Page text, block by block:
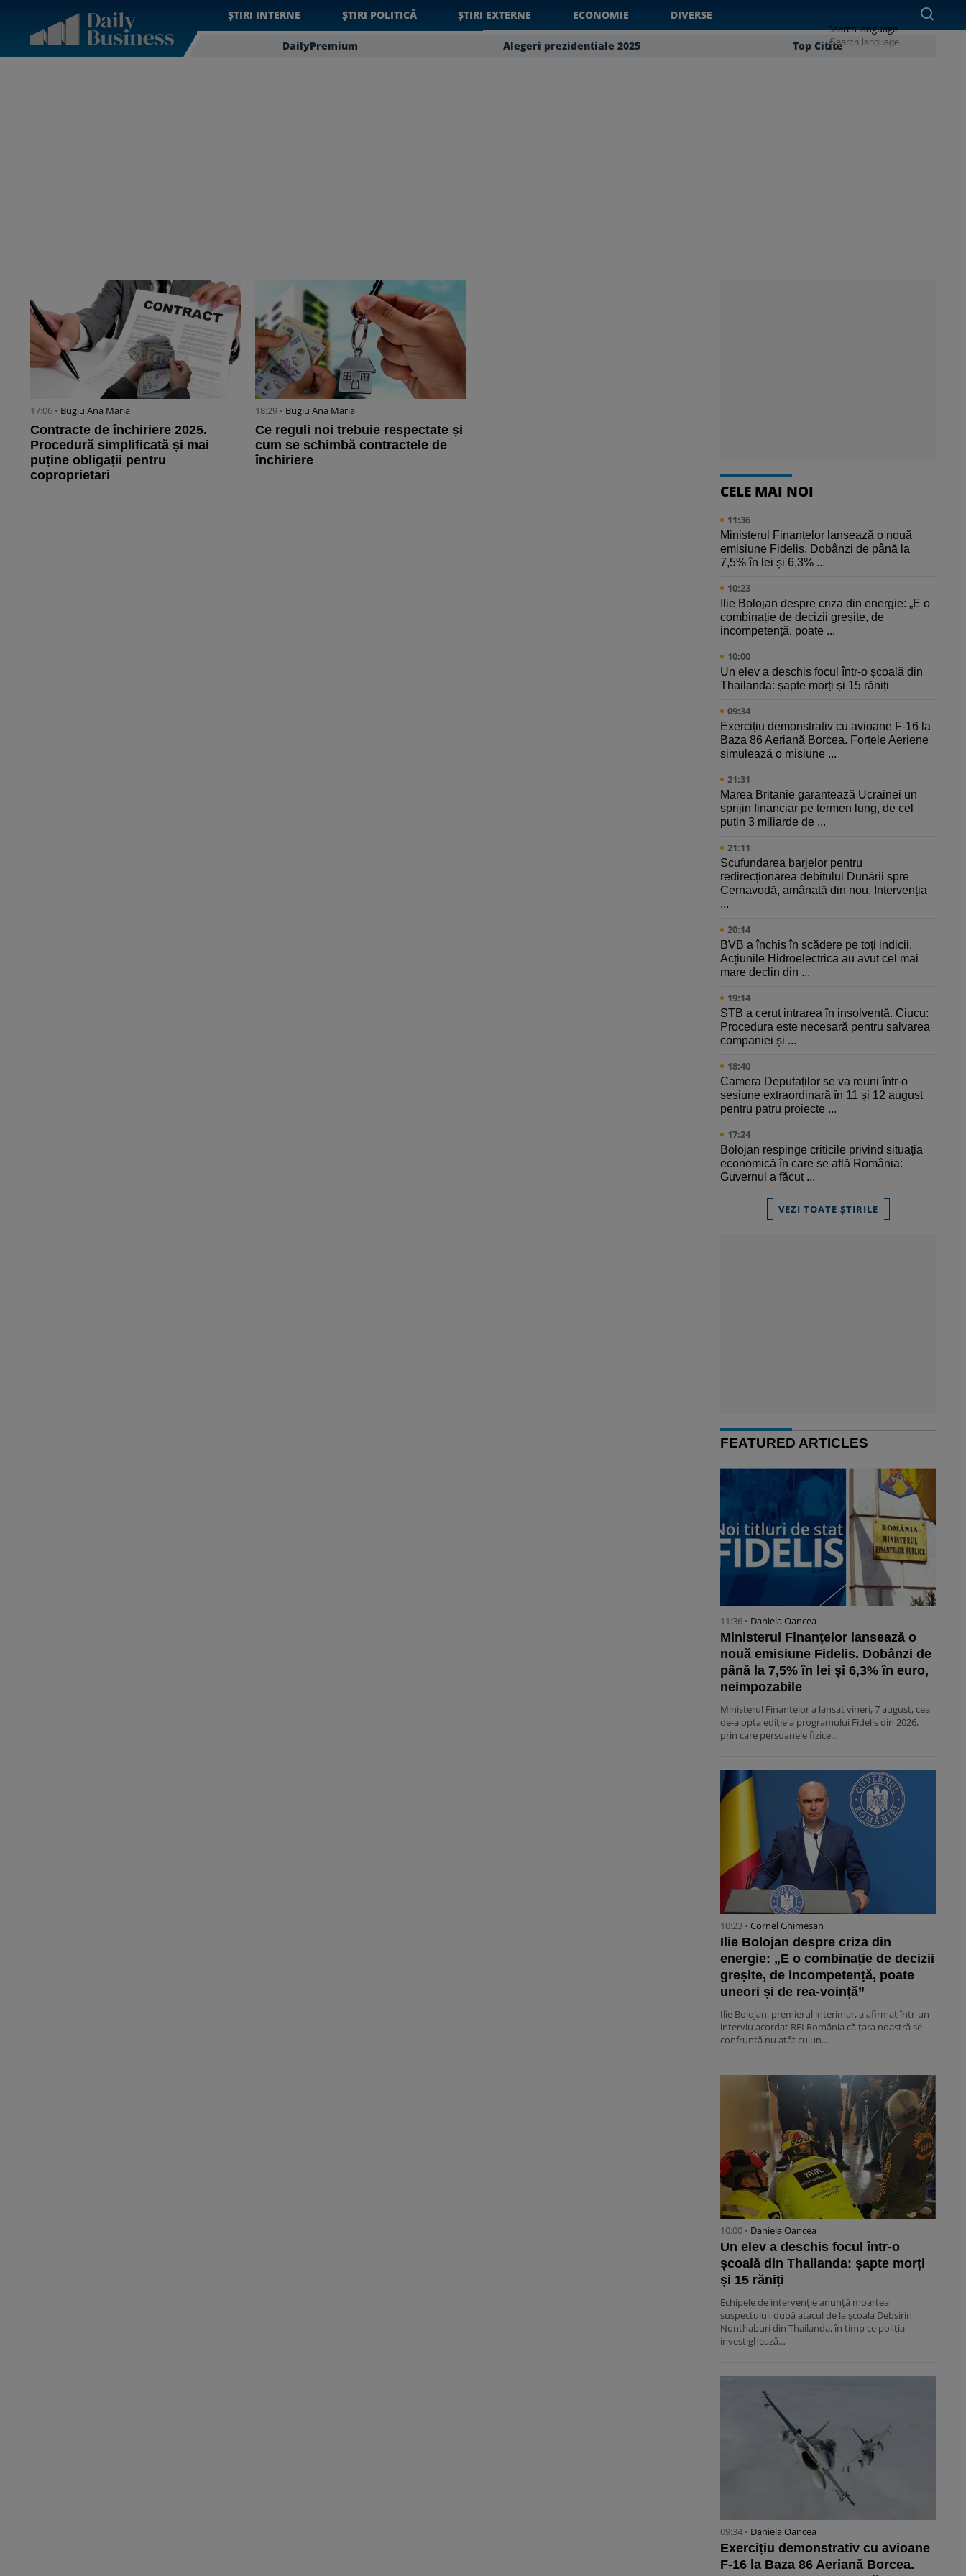
ȘTIRI INTERNE ȘTIRI POLITICĂ ȘTIRI EXTERNE ECONOMIE DIVERSE
DailyPremium Alegeri prezidentiale 2025 Top Citite
Search language
17:06 • Bugiu ⁠Ana Maria
Contracte de închiriere 2025.
Procedură simplificată și mai
puține obligații pentru
coproprietari
18:29 • Bugiu ⁠Ana Maria
Ce reguli noi trebuie respectate și
cum se schimbă contractele de
închiriere
CELE MAI NOI
11:36
Ministerul Finanțelor lansează o nouă
emisiune Fidelis. Dobânzi de până la
7,5% în lei și 6,3% ...
10:23
Ilie Bolojan despre criza din energie: „E o
combinație de decizii greșite, de
incompetență, poate ...
10:00
Un elev a deschis focul într-o școală din
Thailanda: șapte morți și 15 răniți
09:34
Exercițiu demonstrativ cu avioane F-16 la
Baza 86 Aeriană Borcea. Forțele Aeriene
simulează o misiune ...
21:31
Marea Britanie garantează Ucrainei un
sprijin financiar pe termen lung, de cel
puțin 3 miliarde de ...
21:11
Scufundarea barjelor pentru
redirecționarea debitului Dunării spre
Cernavodă, amânată din nou. Intervenția
...
20:14
BVB a închis în scădere pe toți indicii.
Acțiunile Hidroelectrica au avut cel mai
mare declin din ...
19:14
STB a cerut intrarea în insolvență. Ciucu:
Procedura este necesară pentru salvarea
companiei și ...
18:40
Camera Deputaților se va reuni într-o
sesiune extraordinară în 11 și 12 august
pentru patru proiecte ...
17:24
Bolojan respinge criticile privind situația
economică în care se află România:
Guvernul a făcut ...
VEZI TOATE ȘTIRILE
FEATURED ARTICLES
11:36 • Daniela Oancea
Ministerul Finanțelor lansează o
nouă emisiune Fidelis. Dobânzi de
până la 7,5% în lei și 6,3% în euro,
neimpozabile
Ministerul Finanțelor a lansat vineri, 7 august, cea
de-a opta ediție a programului Fidelis din 2026,
prin care persoanele fizice…
10:23 • Cornel Ghimeșan
Ilie Bolojan despre criza din
energie: „E o combinație de decizii
greșite, de incompetență, poate
uneori și de rea-voință”
Ilie Bolojan, premierul interimar, a afirmat într-un
interviu acordat RFI România că țara noastră se
confruntă nu atât cu un…
10:00 • Daniela Oancea
Un elev a deschis focul într-o
școală din Thailanda: șapte morți
și 15 răniți
Echipele de intervenție anunță moartea
suspectului, după atacul de la școala Debsirin
Nonthaburi din Thailanda, în timp ce poliția
investighează…
09:34 • Daniela Oancea
Exercițiu demonstrativ cu avioane
F-16 la Baza 86 Aeriană Borcea.